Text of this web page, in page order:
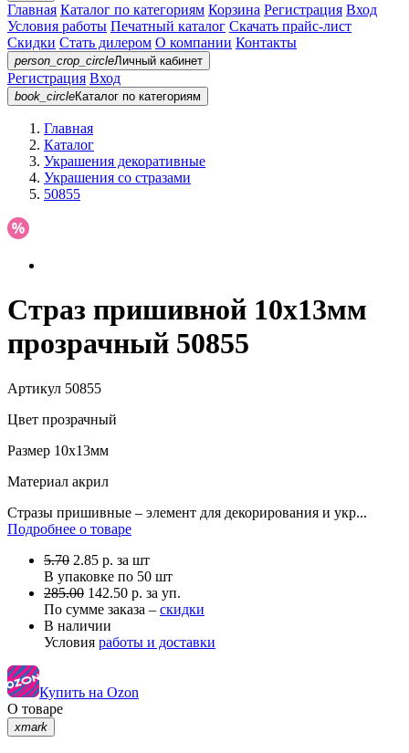
Главная Каталог по категориям Корзина Регистрация Вход
Условия работы Печатный каталог Скачать прайс-лист
Скидки Стать дилером О компании Контакты
person_crop_circleЛичный кабинет
Регистрация Вход
book_circleКаталог по категориям
Главная
Каталог
Украшения декоративные
Украшения со стразами
50855
Страз пришивной 10х13мм
прозрачный 50855
Артикул 50855
Цвет прозрачный
Размер 10х13мм
Материал акрил
Стразы пришивные – элемент для декорирования и укр...
Подробнее о товаре
5.70 2.85 р. за шт
В упаковке по 50 шт
285.00 142.50 р. за уп.
По сумме заказа – скидки
В наличии
Условия работы и доставки
Купить на Ozon
О товаре
xmark